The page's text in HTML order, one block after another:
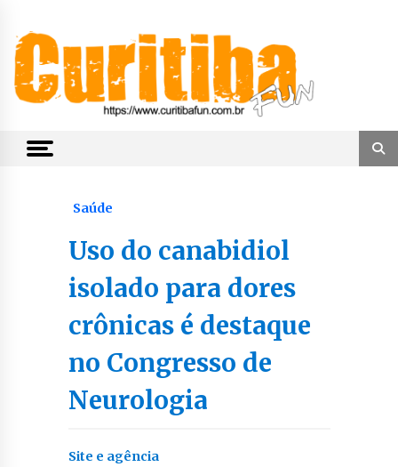
content
CuritibaFun
Saúde
Uso do canabidiol
isolado para dores
crônicas é destaque
no Congresso de
Neurologia
Site e agência